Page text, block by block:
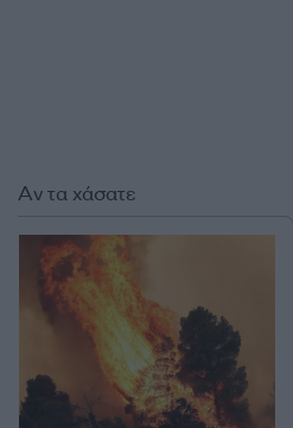
Αν τα χάσατε